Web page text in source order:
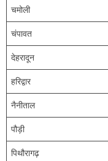
चमोली
चंपावत
देहरादून
हरिद्वार
नैनीताल
पौड़ी
पिथौरागढ़